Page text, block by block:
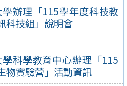
辦理「115學年度科技教
科技組」說明會
科學教育中心辦理「115
物實驗營」活動資訊